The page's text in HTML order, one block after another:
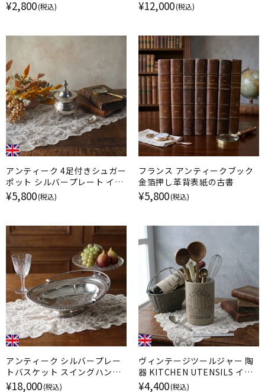
¥2,800(税込)
ィッシュ フランス
¥12,000(税込)
アンティーク 4足付きシュガー
ポット シルバープレート イギ
リス
¥5,800(税込)
フランス アンティークブック
金箔押し革背表紙の古書
¥5,800(税込)
アンティーク シルバープレー
トバスケット スイングハンド
ル EPNS 銀メッキ イギリス
¥18,000(税込)
ヴィンテージツールジャー 陶
器 KITCHEN UTENSILS イギ
リス
¥4,400(税込)